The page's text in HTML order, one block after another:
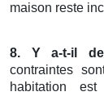
maison reste
8. Y a-t-il
contraintes
habitation